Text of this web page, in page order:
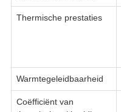
Thermische prestaties
Warmtegeleidbaarheid
Coëfficiënt van